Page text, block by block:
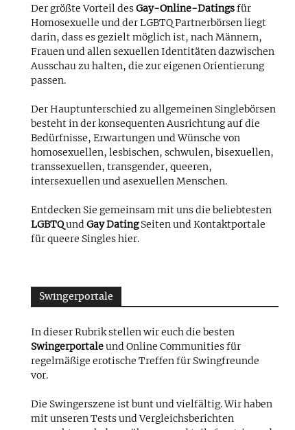
Der größte Vorteil desGay-Online-Datingsfür
Homosexuelle und der LGBTQ Partnerbörsen liegt
darin, dass es gezielt möglich ist, nach Männern,
Frauen und allen sexuellen Identitäten dazwischen
Ausschau zu halten, die zur eigenen Orientierung
passen.
Der Hauptunterschied zu allgemeinen Singlebörsen
besteht in der konsequenten Ausrichtung auf die
Bedürfnisse, Erwartungen und Wünsche von
homosexuellen, lesbischen, schwulen, bisexuellen,
transsexuellen, transgender, queeren,
intersexuellen und asexuellen Menschen.
Entdecken Sie gemeinsam mit uns die beliebtesten
LGBTQundGay DatingSeiten und Kontaktportale
für queere Singles hier.
Swingerportale
In dieser Rubrik stellen wir euch die besten
Swingerportaleund Online Communities für
regelmäßige erotische Treffen für Swingfreunde
vor.
Die Swingerszene ist bunt und vielfältig. Wir haben
mit unseren Tests und Vergleichsberichten